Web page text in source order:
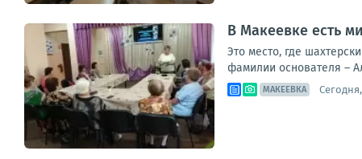
В Макеевке есть
Это место, где
фамилии основателя –
МАКЕЕВКА